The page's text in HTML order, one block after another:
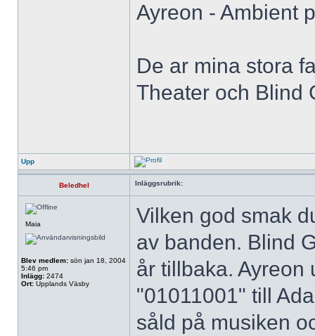
Ayreon - Ambient
De ar mina stora
Theater och Blind
Upp
Beledhel Inläggsrubrik:
Maia
Blev medlem: sön jan 18, 2004
5:46 pm
Inlägg: 2474
Ort: Upplands Väsby
Vilken god smak
av banden. Blind
år tillbaka. Ayreon
"01011001" till
såld på musiken